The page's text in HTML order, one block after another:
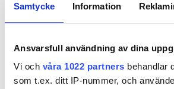
Samtycke Information
Ansvarsfull användning av dina
Vi och våra 1022 partners behandlar
som t.ex. ditt IP-nummer, och
I målet om överfakturering
Skåne mildrar hovrätten
slår fast att det handlade om
bedrägeri.